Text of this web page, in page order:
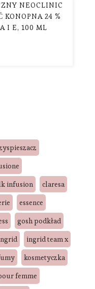
NEOCLINIC
KONOPNA 24 %
I E, 100 ML
infusion
claresa
essence
gosh podkład
ingrid team x
kosmetyczka
femme